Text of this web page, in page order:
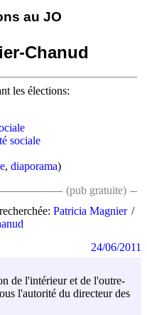
au JO
Chanud
les élections:
sociale
, diaporama)
(pub gratuite)
Patricia Magnier
de l'intérieur et de l'outre-
l'autorité du directeur des
24/06/2011